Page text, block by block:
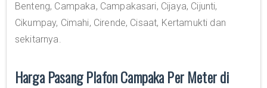
Benteng, Campaka, Campakasari, Cijaya, Cijunti,
Cikumpay, Cimahi, Cirende, Cisaat, Kertamukti dan
sekitarnya.
Harga Pasang Plafon Campaka Per Meter di